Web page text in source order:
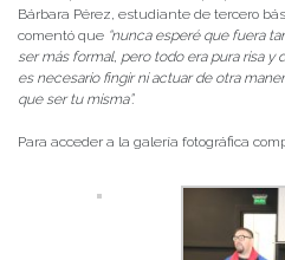
Bárbara Pérez, estudiante de tercero
comentó que “nunca esperé que fuera
ser más formal, pero todo era pura risa y
es necesario fingir ni actuar de otra
que ser tu misma”.
Para acceder a la galería fotográfica